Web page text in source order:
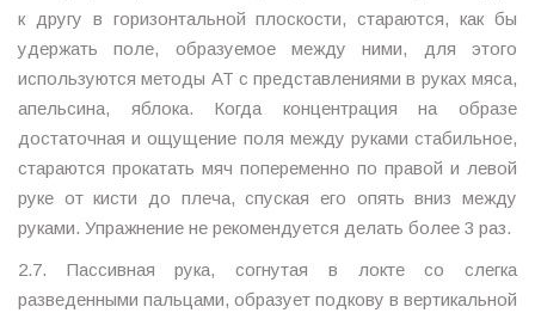
к другу в горизонтальной плоскости, стараются, как бы
удержать поле, образуемое между ними, для этого
используются методы АТ с представлениями в руках мяса,
апельсина, яблока. Когда концентрация на образе
достаточная и ощущение поля между руками стабильное,
стараются прокатать мяч попеременно по правой и левой
руке от кисти до плеча, спуская его опять вниз между
руками. Упражнение не рекомендуется делать более 3 раз.
2.7. Пассивная рука, согнутая в локте со слегка
разведенными пальцами, образует подкову в вертикальной